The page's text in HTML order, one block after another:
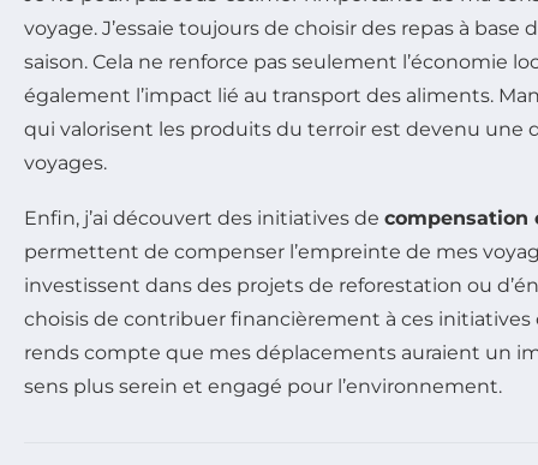
voyage. J’essaie toujours de choisir des repas à base
saison. Cela ne renforce pas seulement l’économie
également l’impact lié au transport des aliments.
qui valorisent les produits du terroir est devenu une
voyages.
Enfin, j’ai découvert des initiatives de compensation
permettent de compenser l’empreinte de mes
investissent dans des projets de reforestation ou
choisis de contribuer financièrement à ces initiatives
rends compte que mes déplacements auraient un
sens plus serein et engagé pour l’environnement.